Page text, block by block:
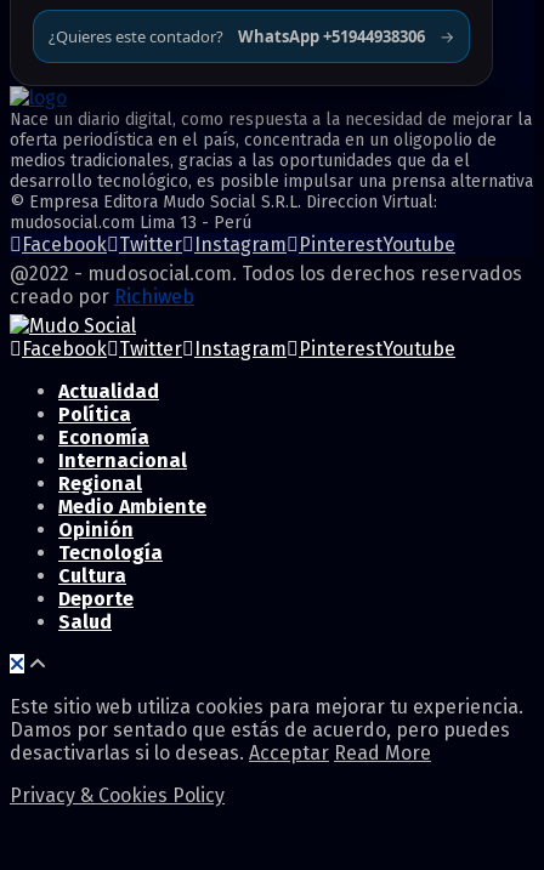
¿Quieres este contador? WhatsApp +51944938306 →
Nace un diario digital, como respuesta a la necesidad de mejorar la
oferta periodística en el país, concentrada en un oligopolio de
medios tradicionales, gracias a las oportunidades que da el
desarrollo tecnológico, es posible impulsar una prensa alternativa
© Empresa Editora Mudo Social S.R.L. Direccion Virtual:
mudosocial.com Lima 13 - Perú
Facebook Twitter Instagram PinterestYoutube
@2022 - mudosocial.com. Todos los derechos reservados
creado por Richiweb
Facebook Twitter Instagram PinterestYoutube
Actualidad
Política
Economía
Internacional
Regional
Medio Ambiente
Opinión
Tecnología
Cultura
Deporte
Salud
Este sitio web utiliza cookies para mejorar tu experiencia.
Damos por sentado que estás de acuerdo, pero puedes
desactivarlas si lo deseas. Acceptar Read More
Privacy & Cookies Policy